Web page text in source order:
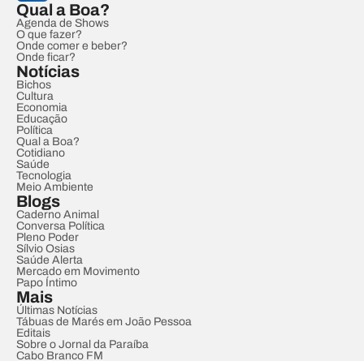
Qual a Boa?
Agenda de Shows
O que fazer?
Onde comer e beber?
Onde ficar?
Notícias
Bichos
Cultura
Economia
Educação
Política
Qual a Boa?
Cotidiano
Saúde
Tecnologia
Meio Ambiente
Blogs
Caderno Animal
Conversa Política
Pleno Poder
Sílvio Osias
Saúde Alerta
Mercado em Movimento
Papo Íntimo
Mais
Últimas Notícias
Tábuas de Marés em João Pessoa
Editais
Sobre o Jornal da Paraíba
Cabo Branco FM